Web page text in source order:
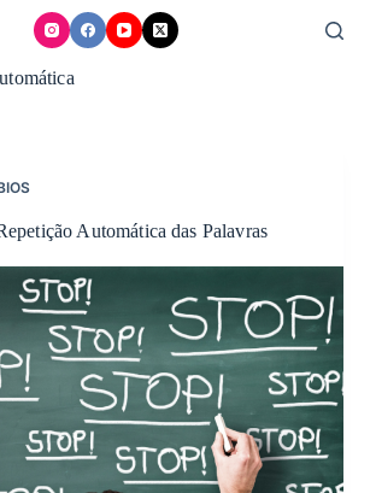
Automática das Palavras